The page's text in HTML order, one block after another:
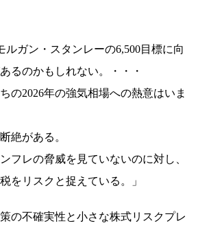
ルガン・スタンレーの6,500目標に向
るのかもしれない。・・・
の2026年の強気相場への熱意はいま
絶がある。
フレの脅威を見ていないのに対し、
をリスクと捉えている。」
の不確実性と小さな株式リスクプレ